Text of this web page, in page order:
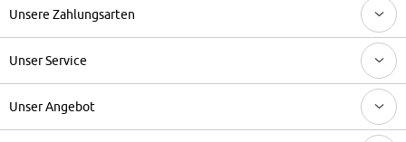
Unsere Zahlungsarten
Unser Service
Unser Angebot